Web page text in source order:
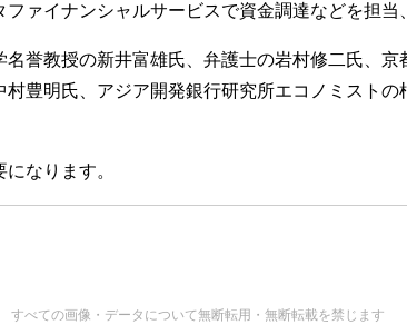
ァイナンシャルサービスで資金調達などを担当
誉教授の新井富雄氏、弁護士の岩村修二氏、
豊明氏、アジア開発銀行研究所エコノミスト
になります。
べての画像・データについて無断転用・無断転載を禁じます